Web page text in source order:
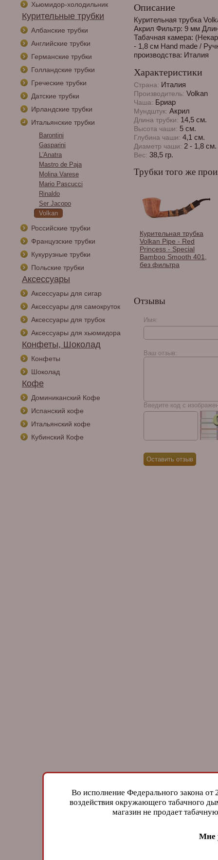
Хьюмидор-холодильник
Курительные трубки
Албанские трубки
Английские трубки
Германские трубки
Голландские трубки
Греческие трубки
Датские трубки
Ирландские трубки
Итальянские трубки
Barontini
Gasparini
L′Аnatra
Mastro de Paja
Molina Varese
Mario Pascucci
Rinaldo
Ser Jacopo
Volkan
Российские трубки
Французские трубки
Кукурузные трубки
Польские трубки
Аксессуары
Аксессуары для сигар
Аксессуары для самокруток
Аксессуары для трубок
Аксессуары для хьюмидора
Конфеты, Шоколад
Конфеты
Шоколад
Кофе
Доминиканский Кофе
Испанский кофе
Итальянский кофе
Кубинский Кофе
Описание
Курительная трубка
Акрил Фильтр: 9 мм
Табачная камера:
- 1,8 см Hand made /
производства: Италия
Характеристики
Страна: Италия
Производитель: Volkan
Чаша: Бриар
Мундштук: Акрил
Длина трубки: 14,5 см.
Высота чаши: 5 см.
Глубина чаши: 4,1 см.
Диаметр чаши: 2 - 1,8 см.
Вес: 38,5 гр.
Трубки того же
Курительная трубка
Volkan Pipe - Red
Princess - Special
Bamboo Smooth 401,
без фильтра
Курительная трубка
без фильтра
Отзывы
Имя:
Ваш отзыв:
Введите код с
Во исполнение Федерального закона
воздействия окружающего табачного
магазин не продает
Мне